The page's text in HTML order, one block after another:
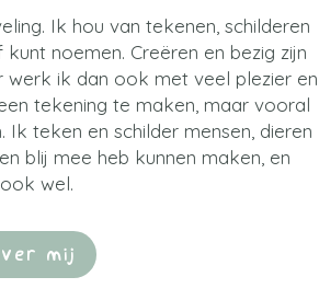
Ik hou van tekenen, schilderen
noemen. Creëren en bezig zijn
werk ik dan ook met veel plezier en
tekening te maken, maar vooral
teken en schilder mensen, dieren
blij mee heb kunnen maken, en
wel.
mij